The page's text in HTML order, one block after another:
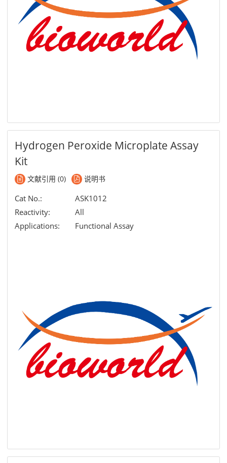
Hydrogen Peroxide Microplate Assay
Kit
文献引用 (0) 说明书
Cat No.:
ASK1012
Reactivity:
All
Applications:
Functional Assay